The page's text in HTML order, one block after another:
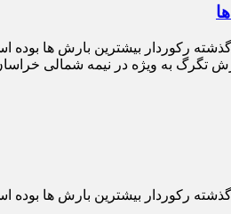
خراسان جنوبی با ثبت ۲۶ میلی متر بارندگی در ۲۴